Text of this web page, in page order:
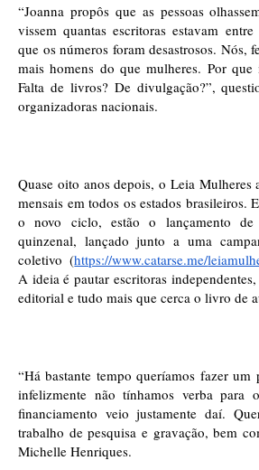
“Joanna propôs que as pessoas
vissem quantas escritoras estavam
que os números foram desastrosos. Nós,
mais homens do que mulheres. Por que
Falta de livros? De divulgação?”,
organizadoras nacionais.
Quase oito anos depois, o Leia Mulheres
mensais em todos os estados brasileiros.
o novo ciclo, estão o lançamento de
quinzenal, lançado junto a uma
coletivo (https://www.catarse.me/
A ideia é pautar escritoras
editorial e tudo mais que cerca o livro de
“Há bastante tempo queríamos fazer um
infelizmente não tínhamos verba
financiamento veio justamente daí.
trabalho de pesquisa e gravação, bem
Michelle Henriques.